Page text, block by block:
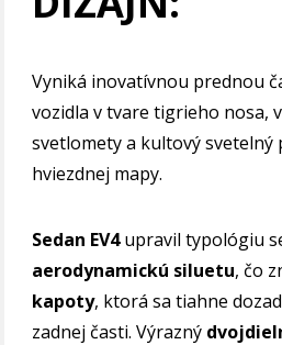
Vyniká inovatívnou prednou
vozidla v tvare tigrieho nosa,
svetlomety a kultový svetelný
hviezdnej mapy.
Sedan EV4upravil typológiu
aerodynamickú siluetu, čo
kapoty, ktorá sa tiahne
zadnej časti. Výrazný